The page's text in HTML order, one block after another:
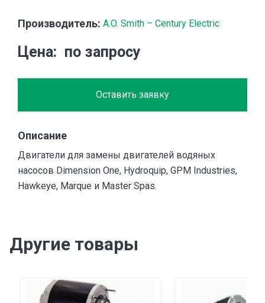
Производитель: A.O. Smith – Century Electric
Цена по запросу
Оставить заявку
Описание
Двигатели для замены двигателей водяных
насосов Dimension One, Hydroquip, GPM Industries,
Hawkeye, Marque и Master Spas.
Другие товары